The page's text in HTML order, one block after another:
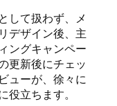
して扱わず、メ
デザイン後、主
ングキャンペー
更新後にチェッ
ューが、徐々に
立ちます。